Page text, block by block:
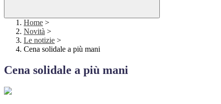
Home >
Novità >
Le notizie >
Cena solidale a più mani
Cena solidale a più mani